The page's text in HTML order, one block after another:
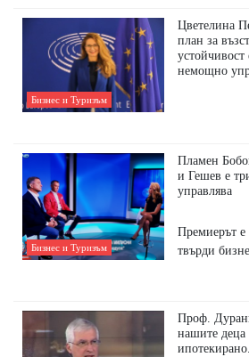
Бизнес и Туризъм
Цветелина
план за
устойчивост
немощно
Бизнес и Туризъм
Пламен
и Гешев е
управлява
Премиерът
твърди
Проф.
нашите
ипотекирано.